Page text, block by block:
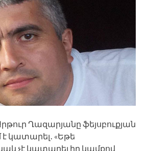
Ղազարյանը ֆեյսբուքյան
է կատարել․ «Եթե
չէ կատարել իր կամքով